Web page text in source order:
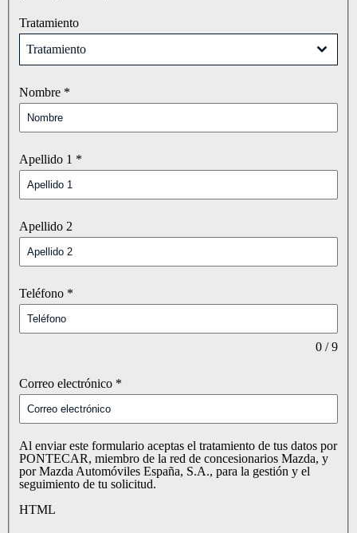
Tratamiento
Tratamiento
Nombre *
Apellido 1 *
Apellido 2
Teléfono *
0 / 9
Correo electrónico *
Al enviar este formulario aceptas el tratamiento de tus datos por
PONTECAR, miembro de la red de concesionarios Mazda, y
por Mazda Automóviles España, S.A., para la gestión y el
seguimiento de tu solicitud.
HTML